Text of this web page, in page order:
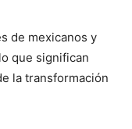
de mexicanos y
que significan
la transformación